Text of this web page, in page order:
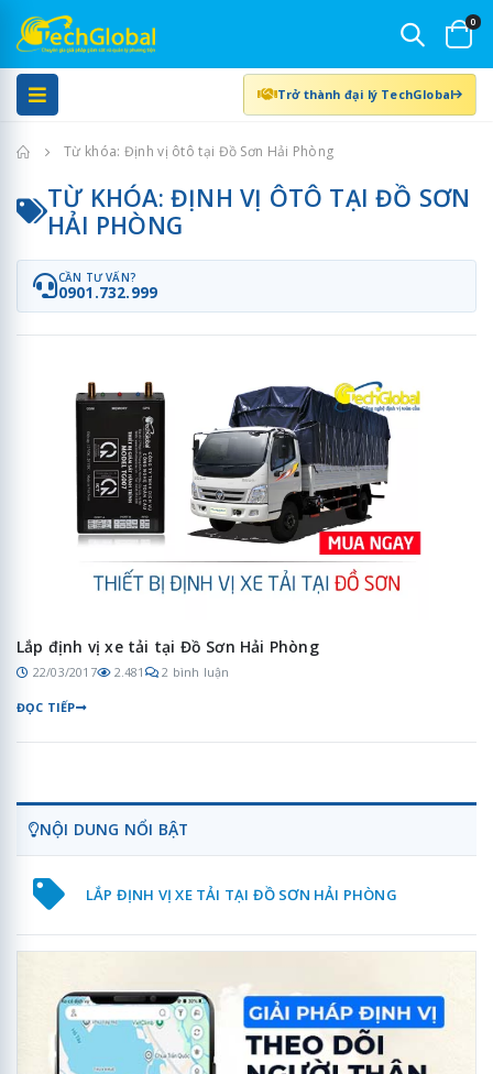
0
Trở thành đại lý TechGlobal
Trang chủTừ khóa: Định vị ôtô tại Đồ Sơn Hải Phòng
TỪ KHÓA: ĐỊNH VỊ ÔTÔ TẠI ĐỒ SƠN
HẢI PHÒNG
CẦN TƯ VẤN?
0901.732.999
Lắp định vị xe tải tại Đồ Sơn Hải Phòng
22/03/2017 2.481 2 bình luận
ĐỌC TIẾP
NỘI DUNG NỔI BẬT
LẮP ĐỊNH VỊ XE TẢI TẠI ĐỒ SƠN HẢI PHÒNG